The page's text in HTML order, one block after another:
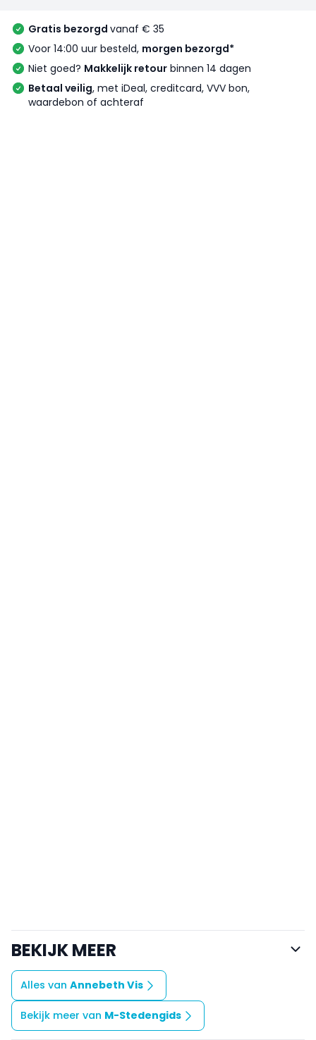
Gratis bezorgd vanaf € 35
Voor 14:00 uur besteld, morgen bezorgd*
Niet goed? Makkelijk retour binnen 14 dagen
Betaal veilig, met iDeal, creditcard, VVV bon,
waardebon of achteraf
BEKIJK MEER
Alles van Annebeth Vis
Bekijk meer van M-Stedengids